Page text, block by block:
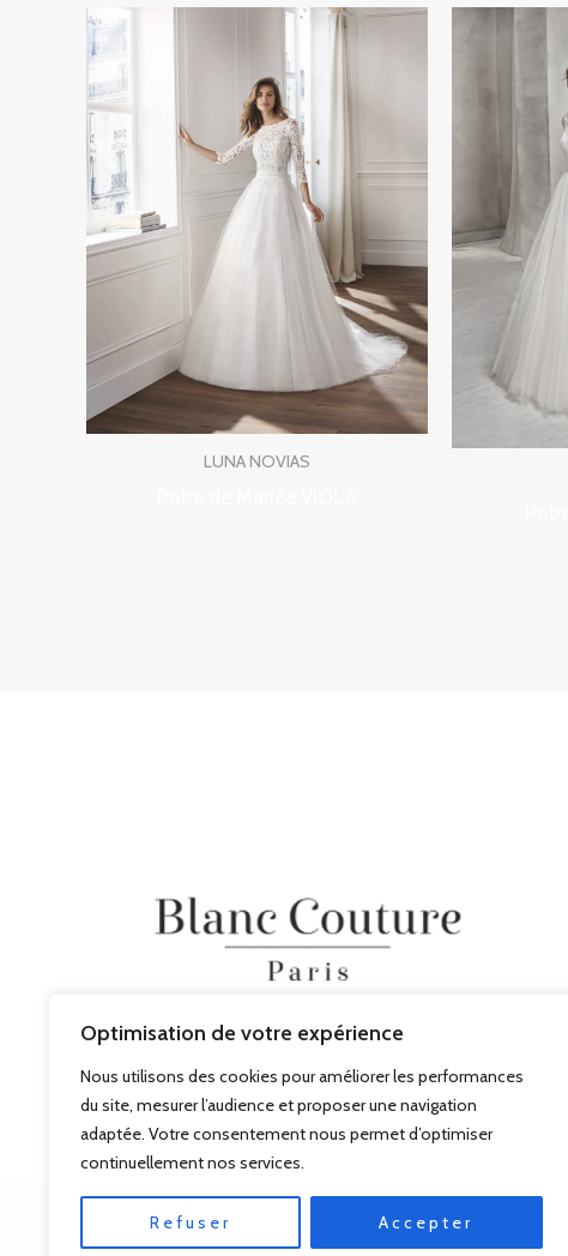
Optimisation de votre expérience
Nous utilisons des cookies pour améliorer les performances
du site, mesurer l’audience et proposer une navigation
adaptée. Votre consentement nous permet d’optimiser
continuellement nos services.
Refuser Accepter
LUNA NOVIAS
© BLANC COUTURE 2026